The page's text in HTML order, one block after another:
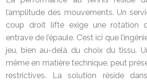
l’amplitude des mouvements. Un
coup droit lifté exige une rotation
entrave de l’épaule. C’est ici que
jeu, bien au-delà du choix du tissu.
même en matière technique, peut
restrictives. La solution réside